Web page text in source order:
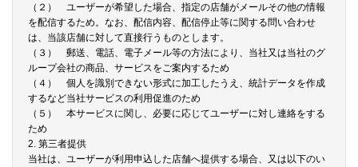
（２） ユーザーが希望した場合、指定の店舗がメールその他の情報
を配信するため。なお、配信内容、配信停止等に関する問い合わせ
は、当該店舗に対して直接行うものとします。
（３） 郵送、電話、電子メール等の方法により、当社又は当社のグ
ループ会社の商品、サービスをご案内するため
（４） 個人を識別できない形式に加工したうえ、統計データを作成
するなど当社サービスの利用促進のため
（５） 本サービスに関し、必要に応じてユーザーに対し連絡をする
ため
2. 第三者提供
当社は、ユーザーが利用申込した店舗へ提供する場合、又は以下のい